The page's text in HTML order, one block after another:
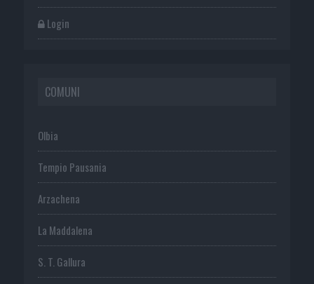
Login
COMUNI
Olbia
Tempio Pausania
Arzachena
La Maddalena
S. T. Gallura